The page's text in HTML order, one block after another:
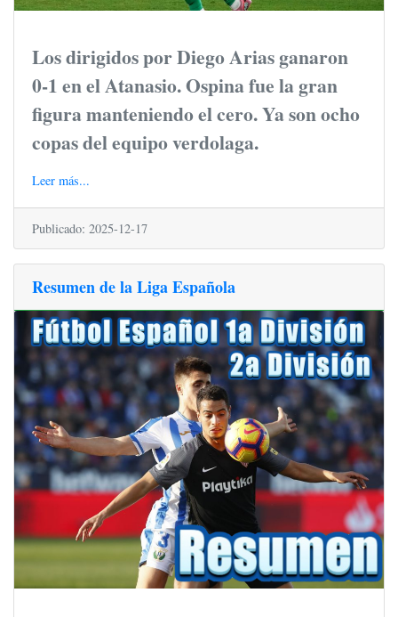
Los dirigidos por Diego Arias ganaron
0-1 en el Atanasio. Ospina fue la gran
figura manteniendo el cero. Ya son ocho
copas del equipo verdolaga.
Leer más...
Publicado: 2025-12-17
Resumen de la Liga Española